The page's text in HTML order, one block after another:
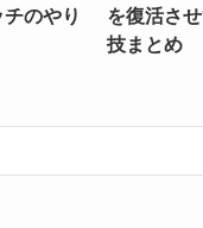
のやり
を復活さ
技まとめ